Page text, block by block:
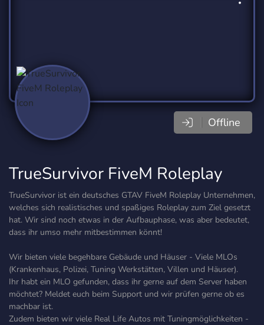
Offline
TrueSurvivor FiveM Roleplay
TrueSurvivor ist ein deutsches GTAV FiveM Roleplay Unternehmen,
welches sich realistisches und spaßiges Roleplay zum Ziel gesetzt
hat. Wir sind noch etwas in der Aufbauphase, was aber bedeutet,
dass ihr umso mehr mitbestimmen könnt!
Wir bieten viele begehbare Gebäude und Häuser - Viele MLOs
(Krankenhaus, Polizei, Tuning Werkstätten, Villen und Häuser).
Ihr habt ein MLO gefunden, dass ihr gerne auf dem Server haben
möchtet? Meldet euch beim Support und wir prüfen gerne ob es
machbar ist.
Zudem bieten wir viele Real Life Autos mit Tuningmöglichkeiten -